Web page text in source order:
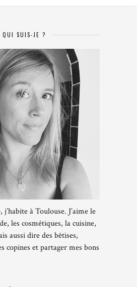
QUI SUIS-JE ?
j’habite à Toulouse. J’aime le
les cosmétiques, la cuisine,
aussi dire des bêtises,
copines et partager mes bons